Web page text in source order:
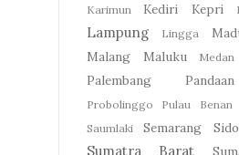
Karimun Kediri Kepri
Lampung Lingga
Malang Maluku Medan
Palembang
Pandaan
Probolinggo Pulau Benan
Saumlaki
Semarang
Sumatra Barat